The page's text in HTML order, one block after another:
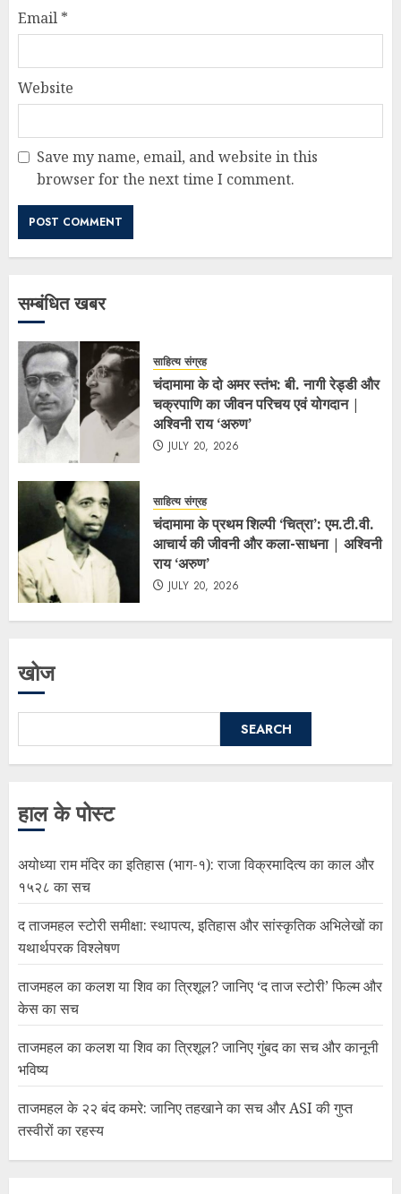
Email *
Website
Save my name, email, and website in this
browser for the next time I comment.
सम्बंधित खबर
साहित्य संग्रह
चंदामामा के दो अमर स्तंभ: बी. नागी रेड्डी और
चक्रपाणि का जीवन परिचय एवं योगदान |
अश्विनी राय ‘अरुण’
JULY 20, 2026
साहित्य संग्रह
चंदामामा के प्रथम शिल्पी ‘चित्रा’: एम.टी.वी.
आचार्य की जीवनी और कला-साधना | अश्विनी
राय ‘अरुण’
JULY 20, 2026
खोज
SEARCH
हाल के पोस्ट
अयोध्या राम मंदिर का इतिहास (भाग-१): राजा विक्रमादित्य का काल और
१५२८ का सच
द ताजमहल स्टोरी समीक्षा: स्थापत्य, इतिहास और सांस्कृतिक अभिलेखों का
यथार्थपरक विश्लेषण
ताजमहल का कलश या शिव का त्रिशूल? जानिए ‘द ताज स्टोरी’ फिल्म और
केस का सच
ताजमहल का कलश या शिव का त्रिशूल? जानिए गुंबद का सच और कानूनी
भविष्य
ताजमहल के २२ बंद कमरे: जानिए तहखाने का सच और ASI की गुप्त
तस्वीरों का रहस्य